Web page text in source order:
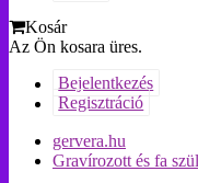
Kosár
Az Ön kosara üres.
Bejelentkezés
Regisztráció
gervera.hu
Gravírozott és fa